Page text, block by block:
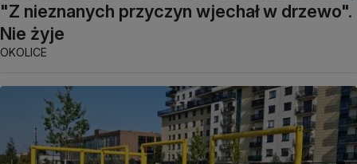
"Z nieznanych przyczyn wjechał w drzewo".
Nie żyje
OKOLICE